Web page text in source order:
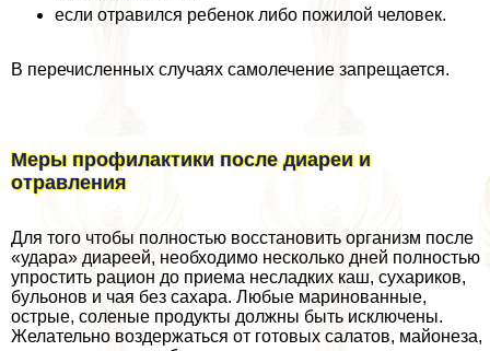
если отравился ребенок либо пожилой человек.
В перечисленных случаях самолечение запрещается.
Меры профилактики после диареи и
отравления
Для того чтобы полностью восстановить организм после
«удара» диареей, необходимо несколько дней полностью
упростить рацион до приема несладких каш, сухариков,
бульонов и чая без сахара. Любые маринованные,
острые, соленые продукты должны быть исключены.
Желательно воздержаться от готовых салатов, майонеза,